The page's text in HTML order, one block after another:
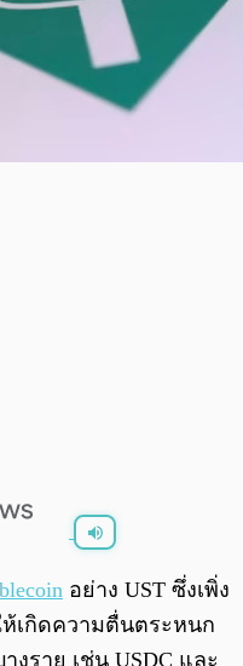
0:00
อย่าง UST ซึ่งเพิ่ง
เกิดความตื่นตระหนก
างราย เช่น USDC และ